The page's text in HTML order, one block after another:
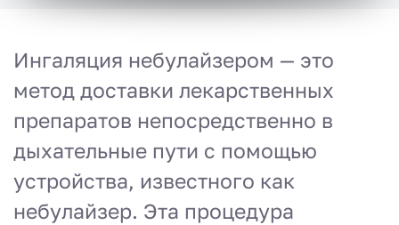
Ингаляция небулайзером — это
метод доставки лекарственных
препаратов непосредственно в
дыхательные пути с помощью
устройства, известного как
небулайзер. Эта процедура